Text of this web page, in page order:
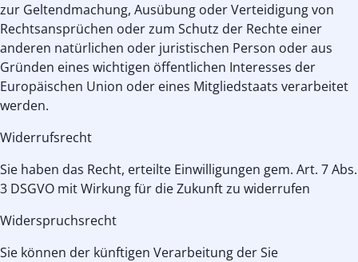
zur Geltendmachung, Ausübung oder Verteidigung von
Rechtsansprüchen oder zum Schutz der Rechte einer
anderen natürlichen oder juristischen Person oder aus
Gründen eines wichtigen öffentlichen Interesses der
Europäischen Union oder eines Mitgliedstaats verarbeitet
werden.
Widerrufsrecht
Sie haben das Recht, erteilte Einwilligungen gem. Art. 7 Abs.
3 DSGVO mit Wirkung für die Zukunft zu widerrufen
Widerspruchsrecht
Sie können der künftigen Verarbeitung der Sie